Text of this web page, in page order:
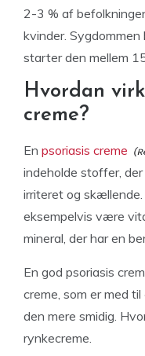
2-3 % af
kvinder.
starter den mellem
Hvordan
creme?
En psoriasis creme
indeholde stoffer,
irriteret og
eksempelvis være
mineral, der har en
En god psoriasis
creme, som er med
den mere smidig.
rynkecreme.